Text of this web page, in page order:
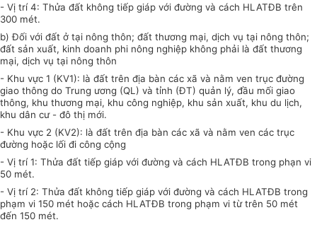
- Vị trí 4: Thửa đất không tiếp giáp với đường và cách HLATĐB trên
300 mét.
b) Đối với đất ở tại nông thôn; đất thương mại, dịch vụ tại nông thôn;
đất sản xuất, kinh doanh phi nông nghiệp không phải là đất thương
mại, dịch vụ tại nông thôn
- Khu vực 1 (KV1): là đất trên địa bàn các xã và nằm ven trục đường
giao thông do Trung ương (QL) và tỉnh (ĐT) quản lý, đầu mối giao
thông, khu thương mại, khu công nghiệp, khu sản xuất, khu du lịch,
khu dân cư - đô thị mới.
- Khu vực 2 (KV2): là đất trên địa bàn các xã và nằm ven các trục
đường hoặc lối đi công cộng
- Vị trí 1: Thửa đất tiếp giáp với đường và cách HLATĐB trong phạn vi
50 mét.
- Vị trí 2: Thửa đất không tiếp giáp với đường và cách HLATĐB trong
phạm vi 150 mét hoặc cách HLATĐB trong phạm vi từ trên 50 mét
đến 150 mét.